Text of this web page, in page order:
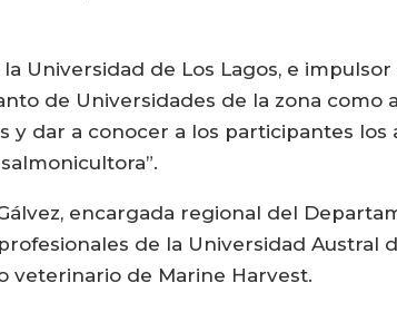
Universidad de Los Lagos, e impulsor
de Universidades de la zona como
dar a conocer a los participantes los
encargada regional del
de la Universidad Austral
veterinario de Marine Harvest.